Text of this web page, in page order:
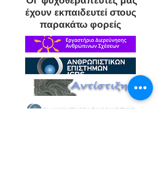
έχουν εκπαιδευτεί στους
παρακάτω φορείς